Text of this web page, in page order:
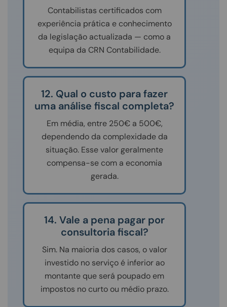
Contabilistas certificados com
experiência prática e conhecimento
da legislação actualizada — como a
equipa da CRN Contabilidade.
12. Qual o custo para fazer
uma análise fiscal completa?
Em média, entre 250€ a 500€,
dependendo da complexidade da
situação. Esse valor geralmente
compensa-se com a economia
gerada.
14. Vale a pena pagar por
consultoria fiscal?
Sim. Na maioria dos casos, o valor
investido no serviço é inferior ao
montante que será poupado em
impostos no curto ou médio prazo.